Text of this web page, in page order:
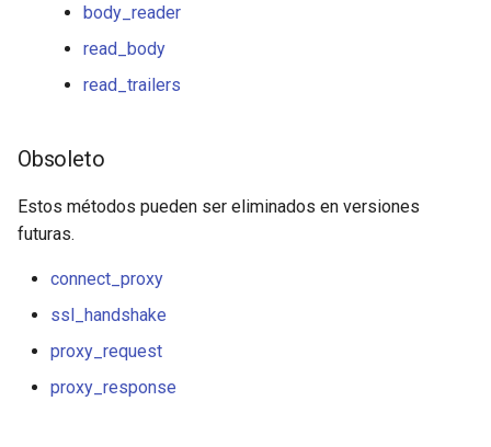
form-input
geoip
graphite
headers-more
body_reader
read_body
read_trailers
Obsoleto
Estos métodos pueden ser eliminados en versiones
futuras.
connect_proxy
ssl_handshake
proxy_request
proxy_response